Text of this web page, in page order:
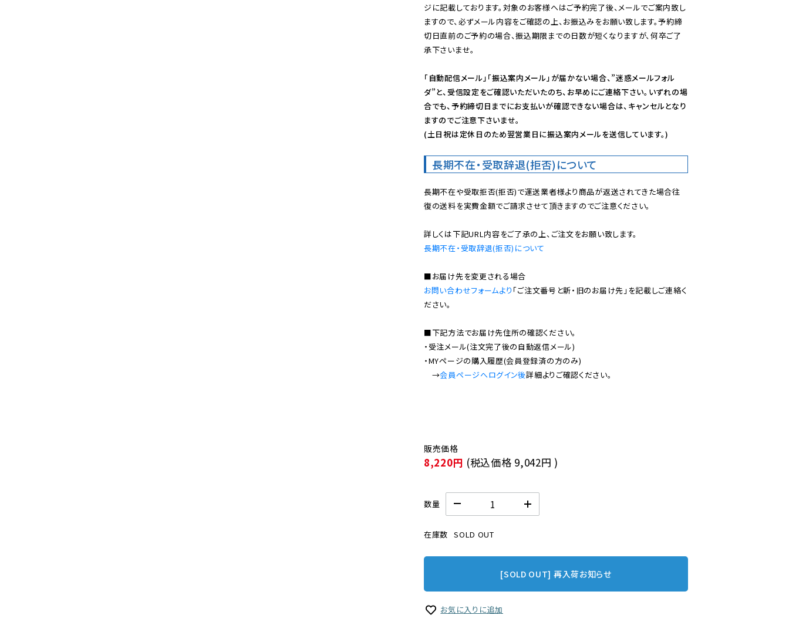
ジに記載しております。対象のお客様へはご予約完了後、メールでご案内致し
ますので、必ずメール内容をご確認の上、お振込みをお願い致します。予約締
切日直前のご予約の場合、振込期限までの日数が短くなりますが、何卒ご了
承下さいませ。
「自動配信メール」「振込案内メール」が届かない場合、”迷惑メールフォル
ダ”と、受信設定をご確認いただいたのち、お早めにご連絡下さい。いずれの場
合でも、予約締切日までにお支払いが確認できない場合は、キャンセルとなり
ますのでご注意下さいませ。
(土日祝は定休日のため翌営業日に振込案内メールを送信しています。)
長期不在・受取辞退(拒否)について
長期不在や受取拒否(拒否)で運送業者様より商品が返送されてきた場合往
復の送料を実費金額でご請求させて頂きますのでご注意ください。
長期不在・受取辞退(拒否)について
お問い合わせフォームより 「ご注文番号と新・旧のお届け先」を記載しご連絡く
ださい。
■下記方法でお届け先住所の確認ください。
・受注メール(注文完了後の自動返信メール)
・MYページの購入履歴(会員登録済の方のみ)
→会員ページへログイン後
8,220円 (税込価格 9,042円 )
数量
在庫数 SOLD OUT
[SOLD OUT] 再入荷お知らせ
お気に入りに追加